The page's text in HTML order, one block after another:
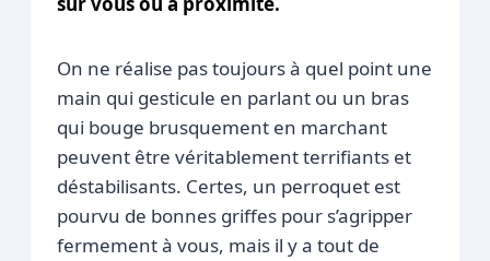
On ne réalise pas toujours à quel point une
main qui gesticule en parlant ou un bras
qui bouge brusquement en marchant
peuvent être véritablement terrifiants et
déstabilisants. Certes, un perroquet est
pourvu de bonnes griffes pour s’agripper
fermement à vous, mais il y a tout de